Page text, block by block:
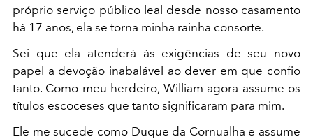
próprio serviço público leal desde nosso casamento
há 17 anos, ela se torna minha rainha consorte.
Sei que ela atenderá às exigências de seu novo
papel a devoção inabalável ao dever em que confio
tanto. Como meu herdeiro, William agora assume os
títulos escoceses que tanto significaram para mim.
Ele me sucede como Duque da Cornualha e assume